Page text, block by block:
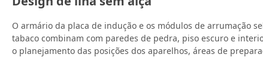
O armário da placa de indução e os módulos de arrumação
tabaco combinam com paredes de pedra, piso escuro e
o planejamento das posições dos aparelhos, áreas de